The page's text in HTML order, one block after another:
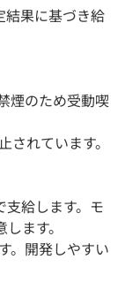
結果に基づき給
煙のため受動喫
れています。
支給します。モ
ます。
。開発しやすい